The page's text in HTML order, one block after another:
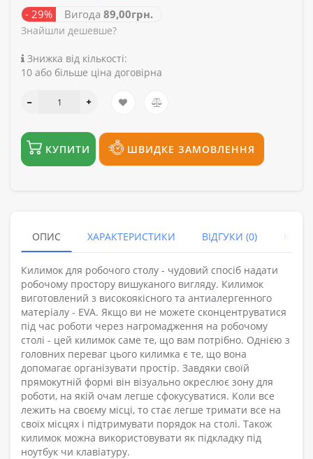
- 29% Вигода 89,00грн.
Знайшли дешевше?
Знижка від кількості:
10 або більше ціна договірна
КУПИТИ ШВИДКЕ ЗАМОВЛЕННЯ
ОПИС ХАРАКТЕРИСТИКИ ВІДГУКИ (0)
Килимок для робочого столу - чудовий спосіб надати
робочому простору вишуканого вигляду. Килимок
виготовлений з високоякісного та антиалергенного
матеріалу - EVA. Якщо ви не можете сконцентруватися
під час роботи через нагромадження на робочому
столі - цей килимок саме те, що вам потрібно. Однією з
головних переваг цього килимка є те, що вона
допомагає організувати простір. Завдяки своїй
прямокутній формі він візуально окреслює зону для
роботи, на якій очам легше сфокусуватися. Коли все
лежить на своєму місці, то стає легше тримати все на
своїх місцях і підтримувати порядок на столі. Також
килимок можна використовувати як підкладку під
ноутбук чи клавіатуру.